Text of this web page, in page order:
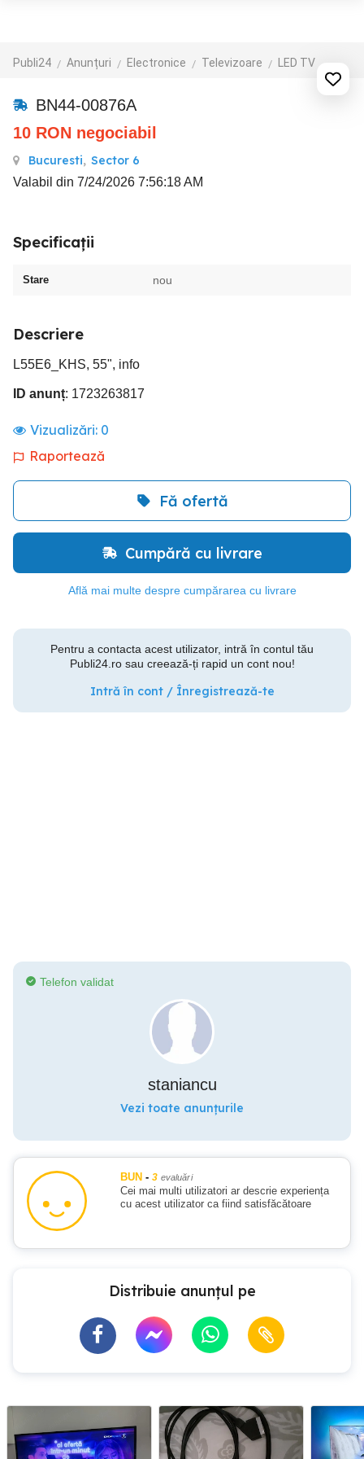
Publi24 Anunțuri Electronice Televizoare LED TV
BN44-00876A
10 RON negociabil
Bucuresti, Sector 6
Valabil din 7/24/2026 7:56:18 AM
Specificații
Stare nou
Descriere
L55E6_KHS, 55", info
ID anunț: 1723263817
Vizualizări: 0
Raportează
Fă ofertă
Cumpără cu livrare
Află mai multe despre cumpărarea cu livrare
Pentru a contacta acest utilizator, intră în contul tău
Publi24.ro sau creează-ți rapid un cont nou!
Intră în cont / Înregistrează-te
Telefon validat
staniancu
Vezi toate anunțurile
BUN - 3 evaluări
Cei mai multi utilizatori ar descrie experiența
cu acest utilizator ca fiind satisfăcătoare
Distribuie anunțul pe